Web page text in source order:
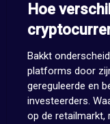
Hoe
Bakkt
platforms door
gereguleerde en
investeerders.
op de retailmarkt,